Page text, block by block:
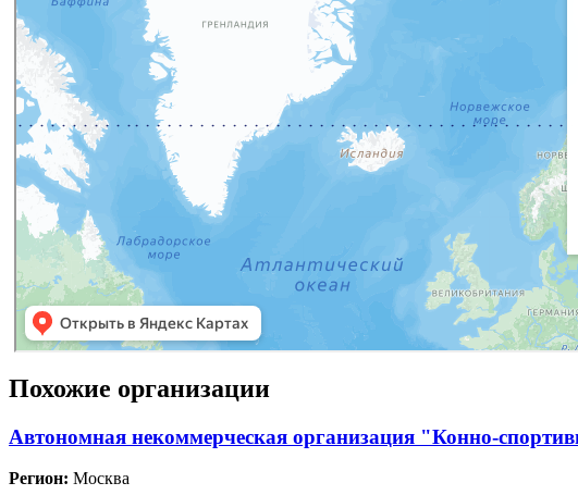
Похожие организации
Автономная некоммерческая организация "Конно-
Регион: Москва